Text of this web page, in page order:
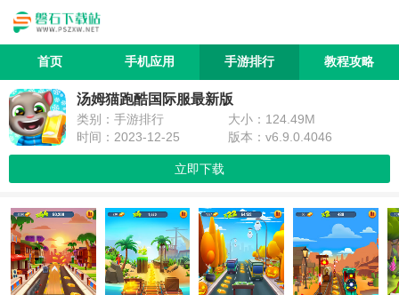
首页 手机应用 手游排行 教程攻略
汤姆猫跑酷国际服最新版
类别：手游排行
大小：124.49M
时间：2023-12-25
版本：v6.9.0.4046
立即下载